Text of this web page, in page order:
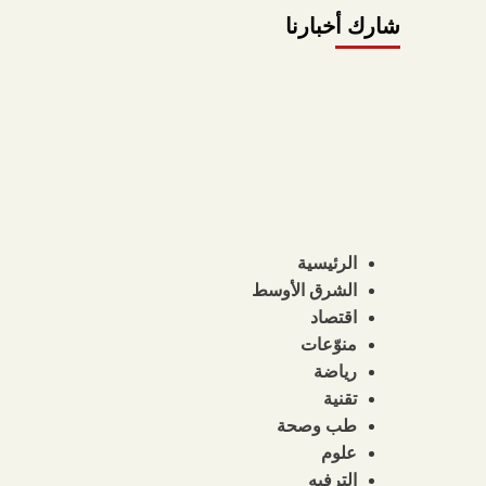
شارك أخبارنا
الرئيسية
الشرق الأوسط
اقتصاد
منوّعات
رياضة
تقنية
طب وصحة
علوم
الترفيه